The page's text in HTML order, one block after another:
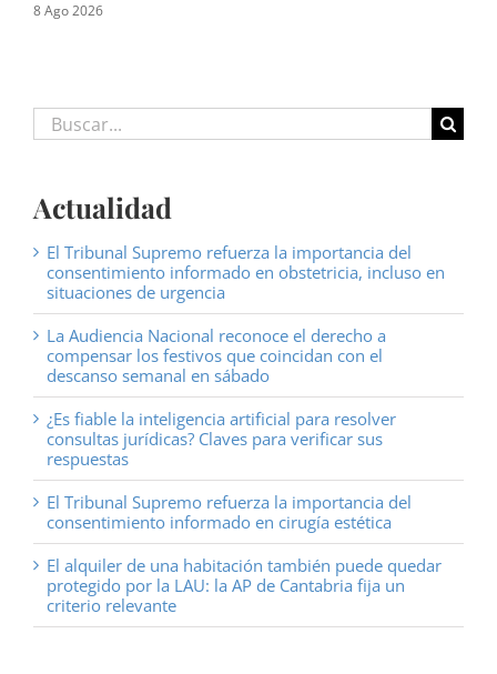
8 Ago 2026
Buscar:
Actualidad
El Tribunal Supremo refuerza la importancia del
consentimiento informado en obstetricia, incluso en
situaciones de urgencia
La Audiencia Nacional reconoce el derecho a
compensar los festivos que coincidan con el
descanso semanal en sábado
¿Es fiable la inteligencia artificial para resolver
consultas jurídicas? Claves para verificar sus
respuestas
El Tribunal Supremo refuerza la importancia del
consentimiento informado en cirugía estética
El alquiler de una habitación también puede quedar
protegido por la LAU: la AP de Cantabria fija un
criterio relevante